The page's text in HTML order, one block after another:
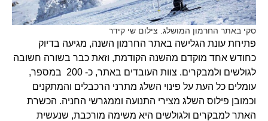
סקי באתר החרמון המושלג. צילום שי קידר
פתיחת עונת הגלישה באתר החרמון השנה, מגיעה בדיוק
כחודש אחד מוקדם מהשנה הקודמת, וזאת כבר בשורה חשובה
לגולשים ולמבקרים. צוות העובדים באתר, כ- 200 במספר,
עומלים כל העת על פינוי השלג מתרני הרכבלים והמתקנים
וכמובן פילוס השלג מצירי התנועה וממגרשי החניה. הכשרת
האתר למבקרים ולגולשים היא משימה מורכבת, שנעשית